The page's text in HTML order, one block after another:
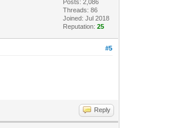
Posts: 2,086
Threads: 86
Joined: Jul 2018
Reputation:25
#5
Reply